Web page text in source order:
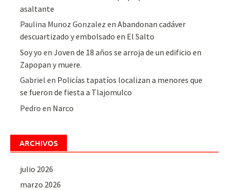
asaltante
Paulina Munoz Gonzalez enAbandonan cadáver
descuartizado y embolsado en El Salto
Soy yo enJoven de 18 años se arroja de un edificio en
Zapopan y muere.
Gabriel en Policías tapatíos localizan a menores que
se fueron de fiesta a Tlajomulco
Pedro en Narco
ARCHIVOS
julio 2026
marzo 2026